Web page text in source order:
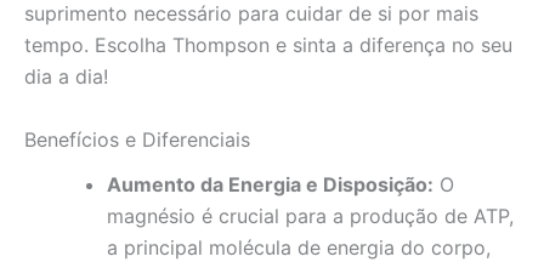
suprimento necessário para cuidar de si por mais
tempo. Escolha Thompson e sinta a diferença no seu
dia a dia!
Benefícios e Diferenciais
Aumento da Energia e Disposição: O
magnésio é crucial para a produção de ATP,
a principal molécula de energia do corpo,